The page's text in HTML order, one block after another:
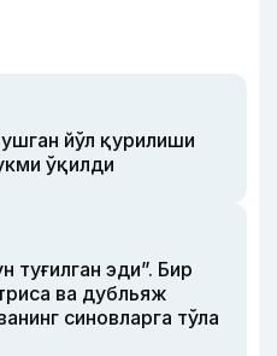
йўл қурилиши
ўқилди
туғилган эди”. Бир
ва дубльяж
синовларга тўла